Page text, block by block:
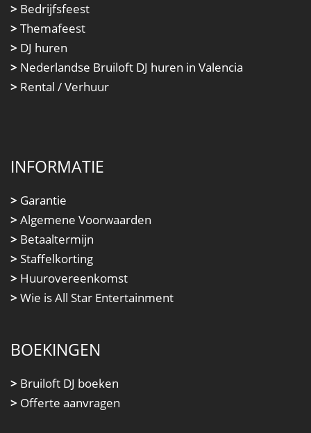
> Bedrijfsfeest
> Themafeest
> DJ huren
> Nederlandse Bruiloft DJ huren in Valencia
> Rental / Verhuur
INFORMATIE
> Garantie
> Algemene Voorwaarden
> Betaaltermijn
> Staffelkorting
> Huurovereenkomst
> Wie is All Star Entertainment
BOEKINGEN
> Bruiloft DJ boeken
> Offerte aanvragen